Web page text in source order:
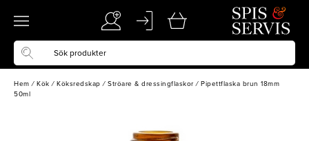
Hem / Kök / Köksredskap / Ströare & dressingflaskor / Pipettflaska brun 18mm
50ml